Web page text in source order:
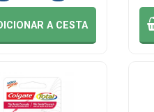
A CESTA